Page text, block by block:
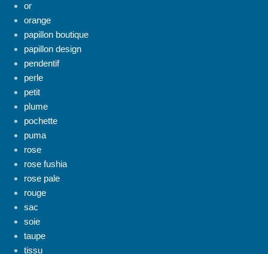
or
orange
papillon boutique
papillon design
pendentif
perle
petit
plume
pochette
puma
rose
rose fushia
rose pale
rouge
sac
soie
taupe
tissu